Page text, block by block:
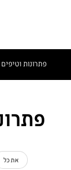
פתרונות וטיפים
את כל